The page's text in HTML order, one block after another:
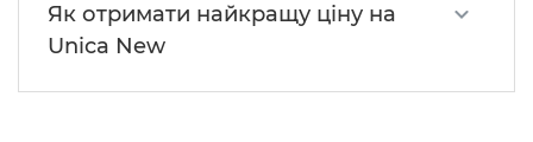
Як отримати найкращу ціну на
Unica New